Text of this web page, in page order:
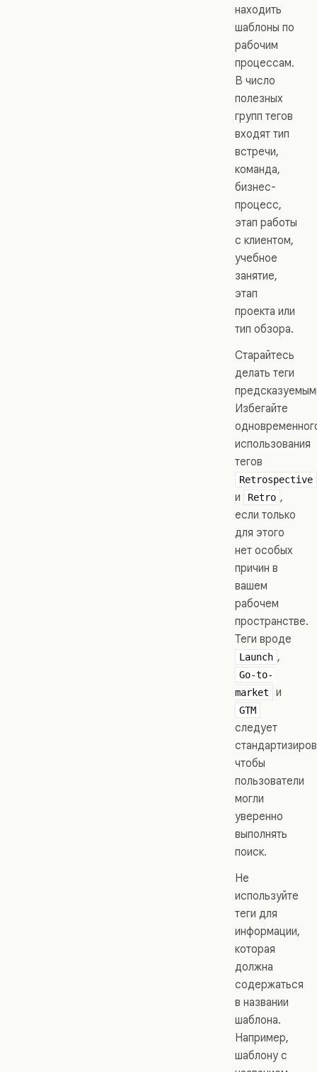
находить
шаблоны по
рабочим
процессам.
В число
полезных
групп тегов
входят тип
встречи,
команда,
бизнес-
процесс,
этап работы
с клиентом,
учебное
занятие,
этап
проекта или
тип обзора.
Старайтесь
делать теги
Избегайте
использования
тегов
Retrospective
и Retro ,
если только
для этого
нет особых
причин в
вашем
рабочем
пространстве.
Теги вроде
Launch ,
Go-to-
market
и
GTM
следует
чтобы
пользователи
могли
уверенно
выполнять
поиск.
Не
используйте
теги для
информации,
которая
должна
содержаться
в названии
шаблона.
Например,
шаблону с